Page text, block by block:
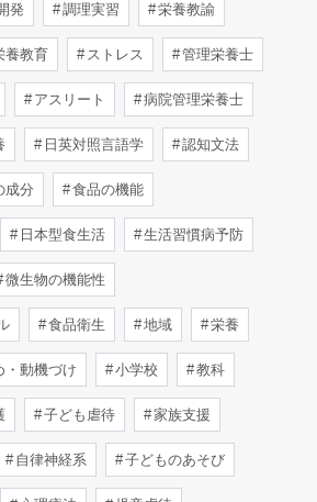
発 調理実習 栄養教諭
教育 ストレス 管理栄養士
アスリート 病院管理栄養士
日英対照言語学 認知文法
成分 食品の機能
日本型食生活 生活習慣病予防
微生物の機能性
食品衛生 地域 栄養
動機づけ 小学校 教科
子ども虐待 家族支援
自律神経系 子どものあそび